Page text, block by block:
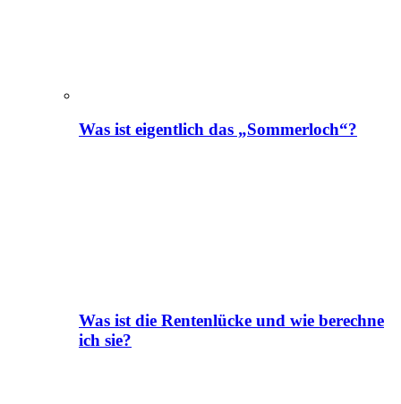
Was ist eigentlich das „Sommerloch“?
Was ist die Rentenlücke und wie berechne
ich sie?